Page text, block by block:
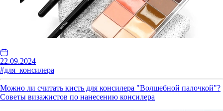
22.09.2024
#для_консилера
Можно ли считать кисть для консилера "Волшебной палочкой"?
Советы визажистов по нанесению консилера